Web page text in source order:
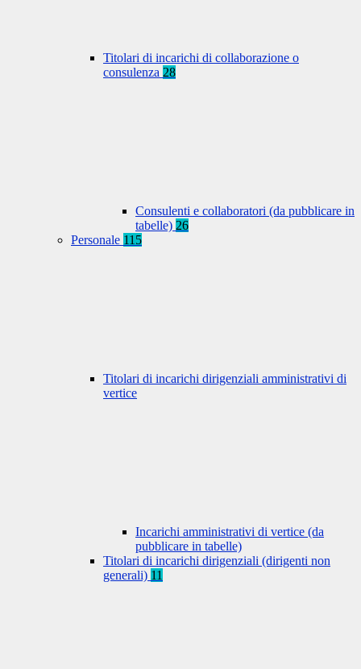
Titolari di incarichi di collaborazione o
consulenza 28
Consulenti e collaboratori (da pubblicare in
tabelle) 26
Personale 115
Titolari di incarichi dirigenziali amministrativi di
vertice
Incarichi amministrativi di vertice (da
pubblicare in tabelle)
Titolari di incarichi dirigenziali (dirigenti non
generali) 11